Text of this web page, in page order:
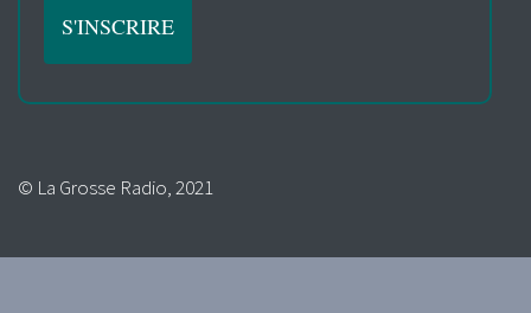
© La Grosse Radio, 2021